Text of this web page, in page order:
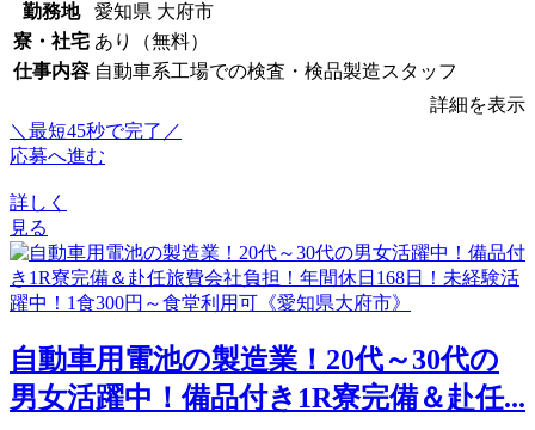
勤務地
愛知県 大府市
寮・社宅 あり（無料）
仕事内容 自動車系工場での検査・検品製造スタッフ
詳細を表示
＼最短45秒で完了／
応募へ進む
詳しく
見る
自動車用電池の製造業！20代～30代の
男女活躍中！備品付き1R寮完備＆赴任...